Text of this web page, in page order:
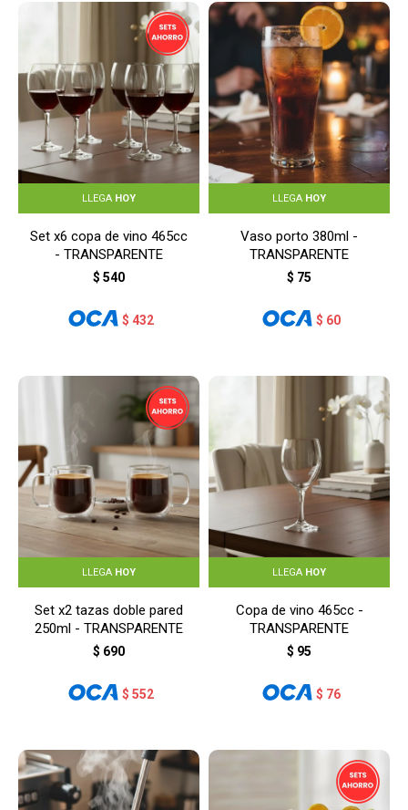
LLEGA HOY
Set x6 copa de vino 465cc
- TRANSPARENTE
$ 540
$ 432
LLEGA HOY
Vaso porto 380ml -
TRANSPARENTE
$ 75
$ 60
LLEGA HOY
Set x2 tazas doble pared
250ml - TRANSPARENTE
$ 690
$ 552
LLEGA HOY
Copa de vino 465cc -
TRANSPARENTE
$ 95
$ 76